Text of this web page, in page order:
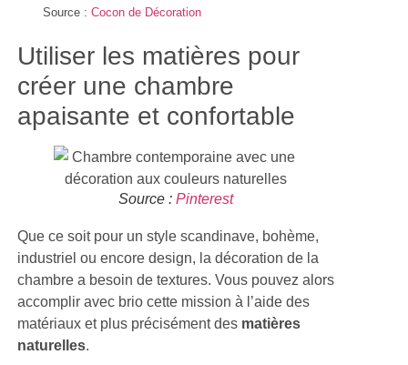
Source : Cocon de Décoration
Utiliser les matières pour
créer une chambre
apaisante et confortable
Source :Pinterest
Que ce soit pour un style scandinave, bohème,
industriel ou encore design, la décoration de la
chambre a besoin de textures. Vous pouvez alors
accomplir avec brio cette mission à l’aide des
matériaux et plus précisément des matières
naturelles